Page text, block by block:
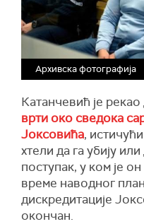
Архивска фотографија
Катанчевић је
врти око сведока
Јоксовића,
хтели да га убију или
поступак, у ком је
време наводног
дискредитације
окончан.